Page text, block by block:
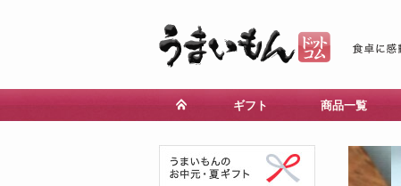
ギフト 商品一覧